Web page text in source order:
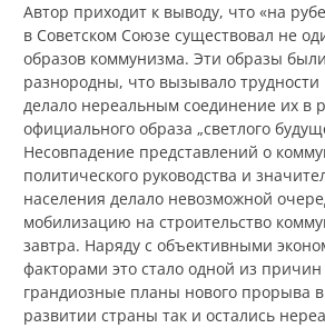
Автор приходит к выводу, что «на
в Советском Союзе существовал не
образов коммунизма. Эти образы
разнородны, что вызывало
делало нереальным соединение их в
официального образа „светлого
Несовпадение представлений о
политического руководства и
населения делало невозможной
мобилизацию на строительство
завтра. Наряду с объективными
факторами это стало одной из причин
грандиозные планы нового прорыва
развитии страны так и остались